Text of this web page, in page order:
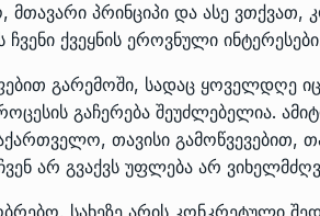
პრინციპი და ასე ვთქვათ,
ქვეყნის ეროვნული
გარემოში, სადაც ყოველდღე
გაჩერება შეუძლებელია.
თავისი გამოწვევებით,
არ გვაქვს უფლება არ
სახეზე არის კონკრეტული